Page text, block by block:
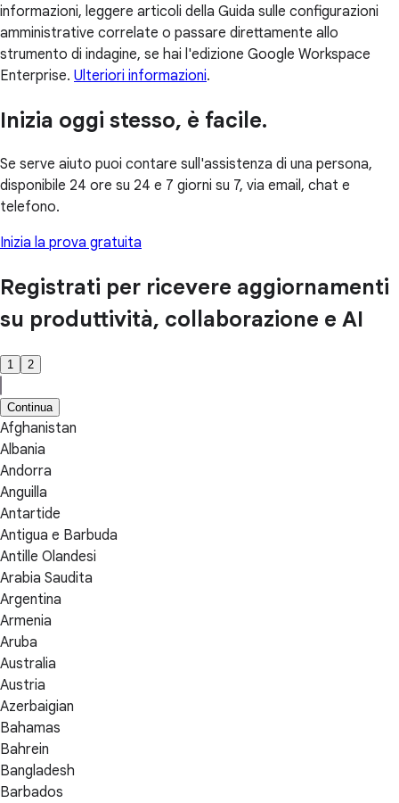
informazioni, leggere articoli della Guida sulle configurazioni
amministrative correlate o passare direttamente allo
strumento di indagine, se hai l'edizione Google Workspace
Enterprise. Ulteriori informazioni.
Inizia oggi stesso, è facile.
Se serve aiuto puoi contare sull'assistenza di una persona,
disponibile 24 ore su 24 e 7 giorni su 7, via email, chat e
telefono.
Inizia la prova gratuita
Registrati per ricevere aggiornamenti
su produttività, collaborazione e AI
1 2
Continua
Afghanistan
Albania
Andorra
Anguilla
Antartide
Antigua e Barbuda
Antille Olandesi
Arabia Saudita
Argentina
Armenia
Aruba
Australia
Austria
Azerbaigian
Bahamas
Bahrein
Bangladesh
Barbados